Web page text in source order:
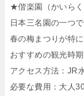
★偕楽園（かいらく
日本三名園の一つ
春の梅まつりが特に
おすすめの観光時
アクセス方法：JR
必要な費用：大人